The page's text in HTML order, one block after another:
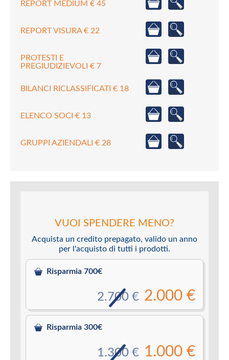
REPORT MEDIUM € 45
REPORT VISURA € 22
PROTESTI E
PREGIUDIZIEVOLI € 7
BILANCI RICLASSIFICATI € 18
ELENCO SOCI € 13
GRUPPI AZIENDALI € 28
VUOI SPENDERE MENO?
Acquista un credito prepagato, valido un anno
per l'acquisto di tutti i prodotti.
Risparmia 700€
2.000 €
2.700 €
Risparmia 300€
1.000 €
1.300 €